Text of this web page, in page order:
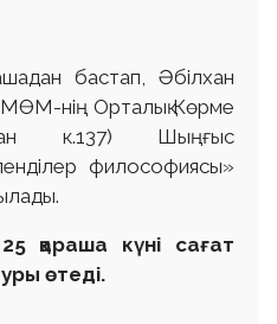
бастап, Әбілхан
нің Орталық Көрме
к.137) Шыңғыс
философиясы»
қараша күні сағат
өтеді.